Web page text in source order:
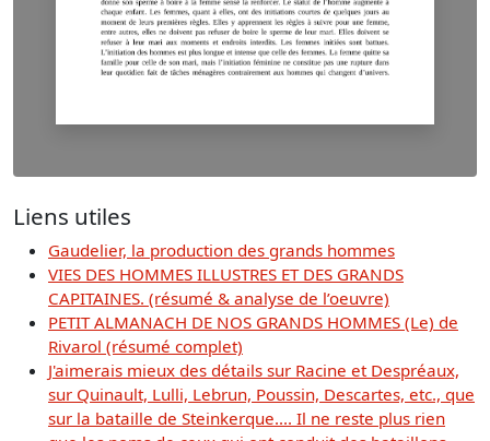
Liens utiles
Gaudelier, la production des grands hommes
VIES DES HOMMES ILLUSTRES ET DES GRANDS
CAPITAINES. (résumé & analyse de l’oeuvre)
PETIT ALMANACH DE NOS GRANDS HOMMES (Le) de
Rivarol (résumé complet)
J'aimerais mieux des détails sur Racine et Despréaux,
sur Quinault, Lulli, Lebrun, Poussin, Descartes, etc., que
sur la bataille de Steinkerque.... Il ne reste plus rien